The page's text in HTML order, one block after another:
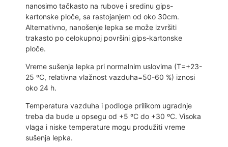
nanosimo tačkasto na rubove i sredinu gips-
kartonske ploče, sa rastojanjem od oko 30cm.
Alternativno, nanošenje lepka se može izvršiti
trakasto po celokupnoj površini gips-kartonske
ploče.
Vreme sušenja lepka pri normalnim uslovima (T=+23-
25 ºC, relativna vlažnost vazduha=50-60 %) iznosi
oko 24 h.
Temperatura vazduha i podloge prilikom ugradnje
treba da bude u opsegu od +5 ºC do +30 ºC. Visoka
vlaga i niske temperature mogu produžiti vreme
sušenja lepka.